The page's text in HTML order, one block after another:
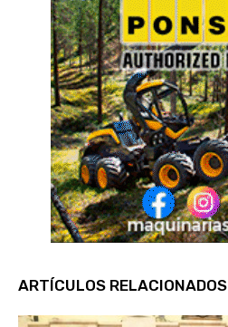
ARTÍCULOS RELACIONADOS